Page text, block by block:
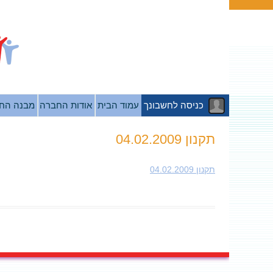
כניסה לחשבונך עמוד הבית אודות החברה מבנה
תקנון 04.02.2009
תקנון 04.02.2009